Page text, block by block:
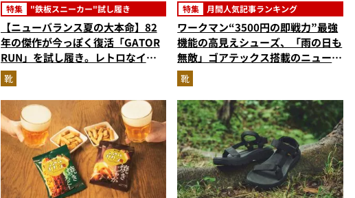
特集 "鉄板スニーカー"試し履き
【ニューバランス夏の大本命】82
年の傑作が今っぽく復活「GATOR
RUN」を試し履き。レトロなイエ
ローがたまらない！
靴
特集 月間人気記事ランキング
ワークマン“3500円の即戦力”最強
機能の高見えシューズ、「雨の日も
無敵」ゴアテックス搭載のニューバ
ランス…ほか【防水スニーカーの人
気記事ランキングベスト3】（2026
年6月版）
靴